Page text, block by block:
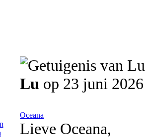
Lu op 23 juni 2026
Oceana
Lieve Oceana,